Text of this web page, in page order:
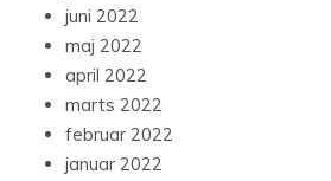
juni 2022
maj 2022
april 2022
marts 2022
februar 2022
januar 2022